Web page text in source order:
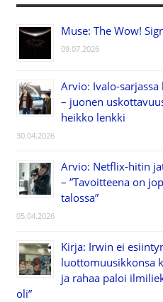
Muse: The Wow!
09.07.2026
Arvio: Ivalo-
– juonen
heikko lenkki
30.04.2026
Arvio: Netflix-hitin
– ”Tavoitteena on
talossa”
05.04.2026
Kirja: Irwin ei
luottomuusikkonsa
ja rahaa paloi
oli”